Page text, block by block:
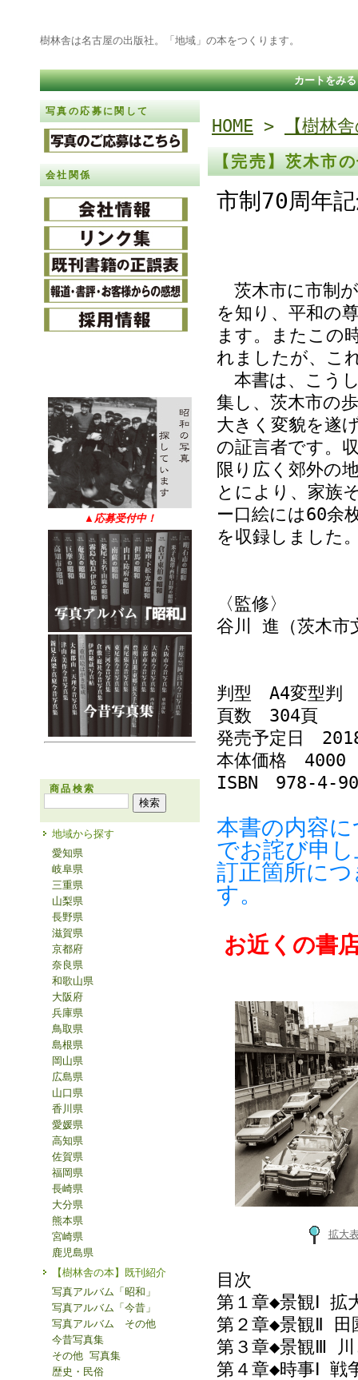
樹林舎は名古屋の出版社。「地域」の本をつくります。
カートをみる
写真の応募に関して
会社関係
▲ 応募受付中！
商品検索
地域から探す
愛知県
岐阜県
三重県
山梨県
長野県
滋賀県
京都府
奈良県
和歌山県
大阪府
兵庫県
鳥取県
島根県
岡山県
広島県
山口県
香川県
愛媛県
高知県
佐賀県
福岡県
長崎県
大分県
熊本県
宮崎県
鹿児島県
【樹林舎の本】既刊紹介
写真アルバム「昭和」
写真アルバム「今昔」
写真アルバム その他
今昔写真集
その他 写真集
歴史・民俗
HOME > 【樹林
【完売】茨木市
市制70周年
茨木市に市制
を知り、平和の
ます。またこの
れましたが、こ
本書は、こう
集し、茨木市の
大きく変貌を遂
の証言者です。
限り広く郊外の
とにより、家族
ー口絵には60余
を収録しました
〈監修〉
谷川 進（茨木市
判型 A4変型判
頁数 304頁
発売予定日
本体価格 4000
ISBN 978-4-
本書の内容
でお詫び申
訂正箇所に
す。
お近くの書
拡大
目次
第１章◆景観Ⅰ
第２章◆景観Ⅱ
第３章◆景観Ⅲ
第４章◆時事Ⅰ